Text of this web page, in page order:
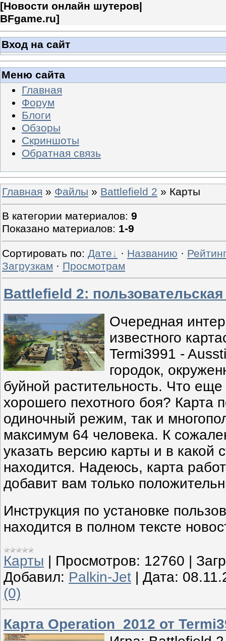
[Новости онлайн шутеров|
BFgame.ru]
Вход на сайт
Меню сайта
Главная
Форум
Блоги
Обзоры
Скриншоты
Обратная связь
Главная » Файлы » Battlefield 2 » Карты
В категории материалов: 9
Показано материалов: 1-9
Сортировать по: Дате · Названию ·
Загрузкам · Просмотрам
Battlefield 2:
Очередная
известного
Termi3991 -
городок,
буйной растительность. Что
хорошего пехотного боя? Карта
одиночный режим, так и
максимум 64 человека. К
указать версию карты и в какой
находится. Надеюсь, карта
добавит вам только
Инструкция по установке
находится в полном тексте
Карты | Просмотров: 12760 |
Добавил: Palkin-Jet | Дата:
(0)
Карта Operation_2012 от